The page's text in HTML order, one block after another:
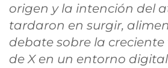
origen y la intención del
tardaron en surgir,
debate sobre la
de X en un entorno